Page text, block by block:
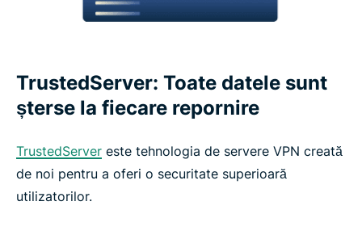
TrustedServer: Toate datele sunt
șterse la fiecare repornire
TrustedServer este tehnologia de servere VPN creată
de noi pentru a oferi o securitate superioară
utilizatorilor.